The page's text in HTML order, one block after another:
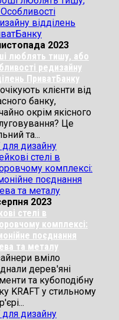
2023
люблять тишу, або
редизайну
ПриватБанку
клієнти від
банку,
окрім якісного
Це
та...
для дизайну
2023
стелі в
комплексі:
поєднання
та металу
вміло
дерев'яні
та кубоподібну
KRAFT у стильному
для дизайну